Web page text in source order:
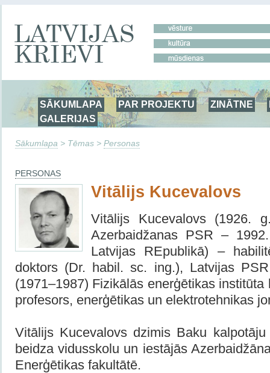
SĀKUMLAPA PAR PROJEKTU ZINĀTNE
GALERIJAS
Sākumlapa > Tēmas > Personas
PERSONAS
Vitālijs Kucevalovs
Vitālijs Kucevalovs (1926.
Azerbaidžanas PSR –
Latvijas REpublikā) –
doktors (Dr. habil. sc. ing.), Latvijas
(1971–1987) Fizikālās enerģētikas
profesors, enerģētikas un elektrotehnikas
Vitālijs Kucevalovs dzimis Baku
beidza vidusskolu un iestājās
Enerģētikas fakultātē.